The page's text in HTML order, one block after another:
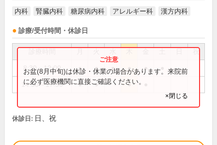
内科 腎臓内科 糖尿病内科 アレルギー科 漢方内科
診療/受付時間・休診日
祝
8:30～12:00 ● ● ● ● ●
14:30～17:30 ● ● ●
お盆(8月中旬)は休診・休業の場合があります。来院前
に必ず医療機関に直接ご確認ください。
×閉じる
休診日: 日、祝